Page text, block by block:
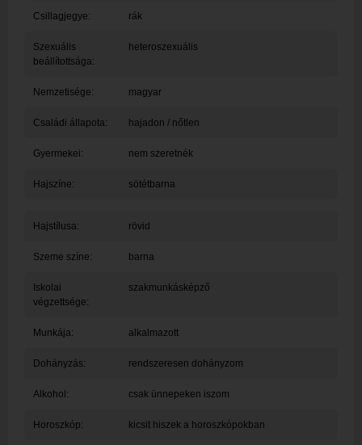
Csillagjegye: rák
Szexuális
beállítottsága:
heteroszexuális
Nemzetisége: magyar
Családi állapota: hajadon / nőtlen
Gyermekei: nem szeretnék
Hajszíne: sötétbarna
Hajstílusa: rövid
Szeme színe: barna
Iskolai
végzettsége:
szakmunkásképző
Munkája: alkalmazott
Dohányzás: rendszeresen dohányzom
Alkohol: csak ünnepeken iszom
Horoszkóp: kicsit hiszek a horoszkópokban